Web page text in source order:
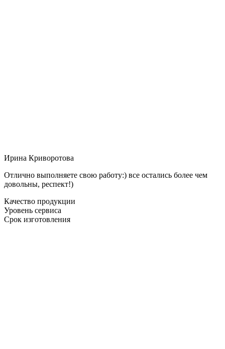
Ирина Криворотова
Отлично выполняете свою работу:) все остались более чем
довольны, респект!)
Качество продукции
Уровень сервиса
Срок изготовления